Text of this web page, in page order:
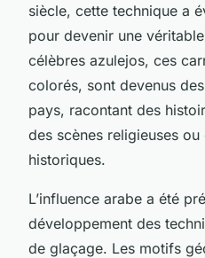
siècle, cette technique a
pour devenir une
célèbres azulejos, ces
colorés, sont devenus
pays, racontant des
des scènes religieuses ou
historiques.
L’influence arabe a été
développement des
de glaçage. Les motifs